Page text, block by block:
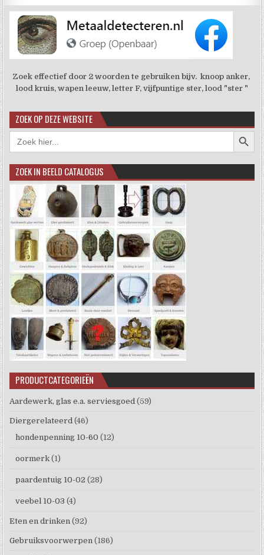
Zoek effectief door 2 woorden te gebruiken bijv. knoop anker,
lood kruis, wapen leeuw, letter F, vijfpuntige ster, lood "ster "
ZOEK OP DEZE WEBSITE
Zoek
naar:
ZOEK IN BEELD CATALOGUS
PRODUCTCATEGORIEËN
Aardewerk, glas e.a. serviesgoed (59)
Diergerelateerd (46)
hondenpenning 10-60 (12)
oormerk (1)
paardentuig 10-02 (28)
veebel 10-03 (4)
Eten en drinken (92)
Gebruiksvoorwerpen (186)